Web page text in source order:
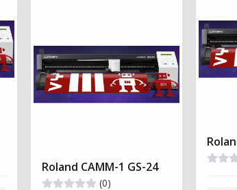
Roland CAMM-1 GS-24
(0)